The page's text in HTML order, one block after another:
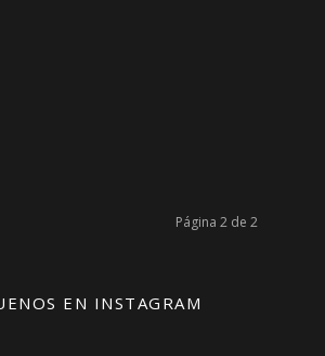
Página 2 de 2
EN INSTAGRAM